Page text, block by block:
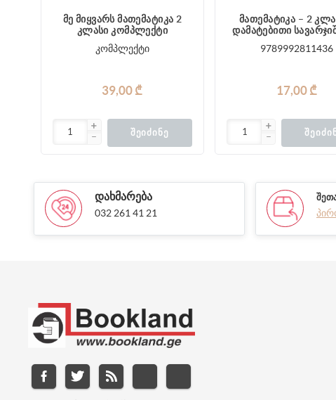
მე მიყვარს მათემატიკა 2
კლასი კომპლექტი
კომპლექტი
39,00 ₾
ᲨᲔᲘᲫᲘᲜᲔ
მათემატიკა – 2
დამატებითი
9789992811436
17,00 ₾
ᲓᲐᲮᲛᲐᲠᲔᲑᲐ
032 261 41 21